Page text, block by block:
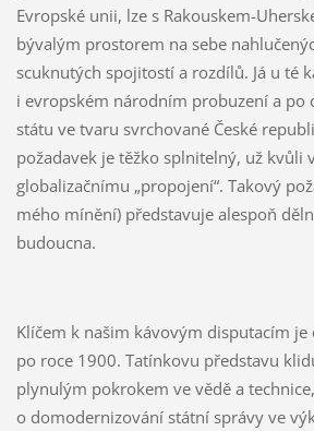
Evropské unii, lze s Rakouskem-
bývalým prostorem na sebe
scuknutých spojitostí a rozdílů. Já u té
i evropském národním probuzení a po
státu ve tvaru svrchované České
požadavek je těžko splnitelný, už kvůli
globalizačnímu „propojení“. Takový
mého mínění) představuje alespoň
budoucna.
Klíčem k našim kávovým disputacím je
po roce 1900. Tatínkovu představu
plynulým pokrokem ve vědě a
o domodernizování státní správy ve